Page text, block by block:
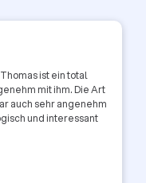
ist ein total
mit ihm. Die Art
auch sehr angenehm
und interessant